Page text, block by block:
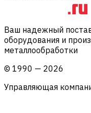
Ваш надежный
оборудования и
металлообработки
© 1990 — 2026
Управляющая